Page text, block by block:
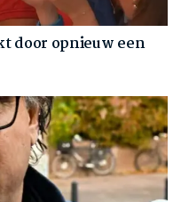
door opnieuw een